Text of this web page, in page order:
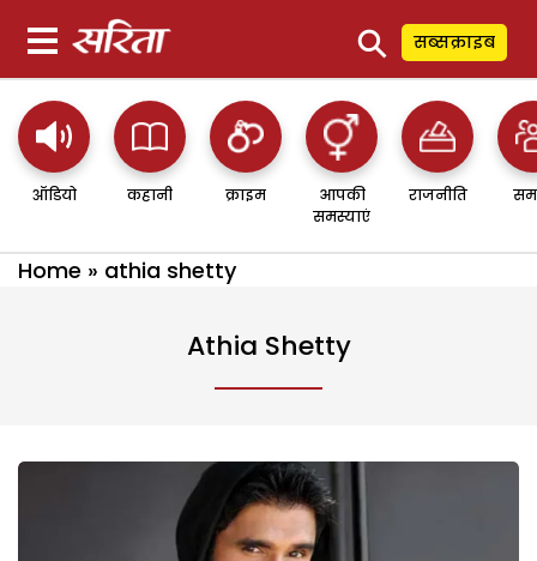
⚲ सब्सक्राइब
ऑडियो कहानी क्राइम
आपकी
समस्याएं
राजनीति
Home » athia shetty
Athia Shetty